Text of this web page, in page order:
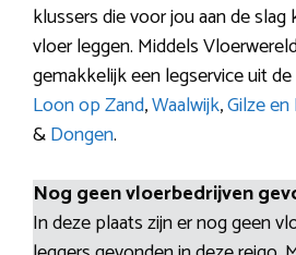
klussers die voor jou aan de
vloer leggen. Middels
gemakkelijk een legservice uit
Loon op Zand,Waalwijk,Gilze en
&Dongen.
Nog geen vloerbedrijven
In deze plaats zijn er nog geen